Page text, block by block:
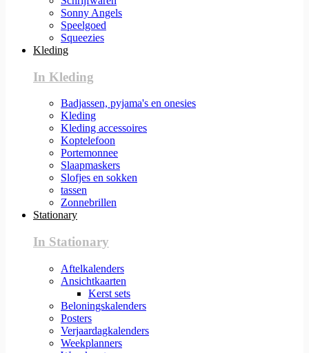
Sonny Angels
Speelgoed
Squeezies
Kleding
In Kleding
Badjassen, pyjama's en onesies
Kleding
Kleding accessoires
Koptelefoon
Portemonnee
Slaapmaskers
Slofjes en sokken
tassen
Zonnebrillen
Stationary
In Stationary
Aftelkalenders
Ansichtkaarten
Kerst sets
Beloningskalenders
Posters
Verjaardagkalenders
Weekplanners